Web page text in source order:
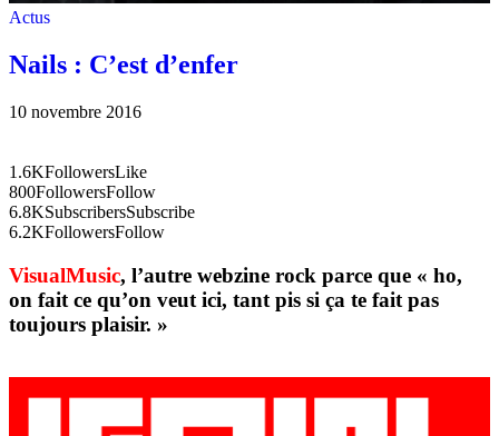
Actus
Nails : C’est d’enfer
10 novembre 2016
1.6KFollowersLike
800FollowersFollow
6.8KSubscribersSubscribe
6.2KFollowersFollow
VisualMusic, l’autre webzine rock parce que « ho,
on fait ce qu’on veut ici, tant pis si ça te fait pas
toujours plaisir. »